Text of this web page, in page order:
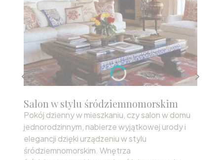
Salon w stylu śródziemnomorskim
Pokój dzienny w mieszkaniu, czy salon w domu
jednorodzinnym, nabierze wyjątkowej urody i
elegancji dzięki urządzeniu w stylu
śródziemnomorskim. Wnętrza